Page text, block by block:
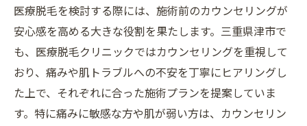
医療脱毛を検討する際には、施術前のカウンセリングが
安心感を高める大きな役割を果たします。三重県津市で
も、医療脱毛クリニックではカウンセリングを重視して
おり、痛みや肌トラブルへの不安を丁寧にヒアリングし
た上で、それぞれに合った施術プランを提案していま
す。特に痛みに敏感な方や肌が弱い方は、カウンセリン